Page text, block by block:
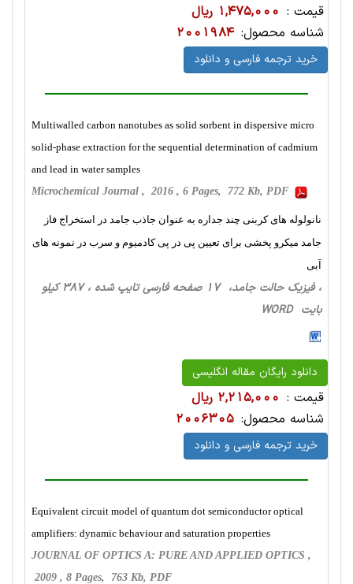
قیمت : 1,475,000 ریال
شناسه محصول: 2001984
خرید ترجمه فارسی و دانلود
Multiwalled carbon nanotubes as solid sorbent in dispersive micro
solid-phase extraction for the sequential determination of cadmium
and lead in water samples
Microchemical Journal , 2016 , 6 Pages, 772 Kb, PDF
نانولوله های کربنی چند جداره به عنوان جاذب جامد در استخراج فاز
جامد میکرو پخشی برای تعیین پی در پی کادمیوم و سرب در نمونه های
آبی
، فیزیک حالت‌ جامد، 17 صفحه فارسی تایپ شده ، 387 کیلو
بایت WORD
دانلود رایگان مقاله انگلیسی
قیمت : 2,215,000 ریال
شناسه محصول: 2006305
خرید ترجمه فارسی و دانلود
Equivalent circuit model of quantum dot semiconductor optical
amplifiers: dynamic behaviour and saturation properties
JOURNAL OF OPTICS A: PURE AND APPLIED OPTICS ,
2009 , 8 Pages, 763 Kb, PDF